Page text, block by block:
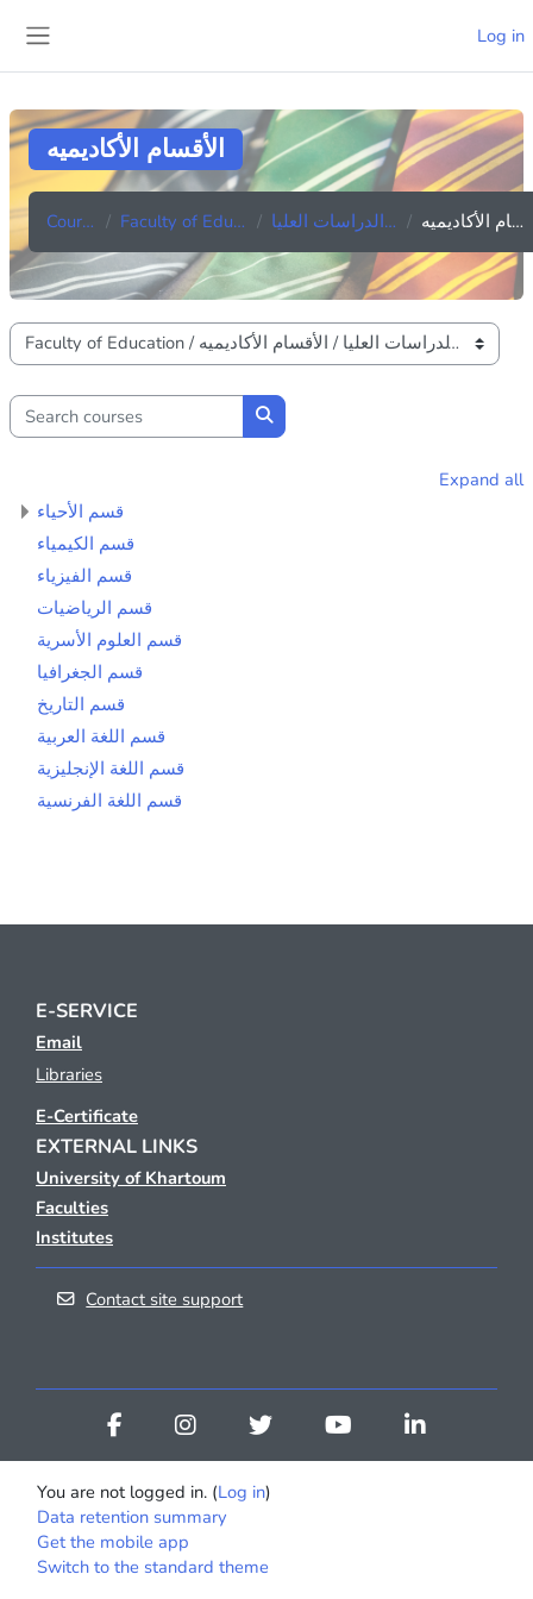
Log in
الأقسام الأكاديميه
Courses Faculty of Education برامج الدراسات العليا الأقسام الأكاديميه
Course categories
Search courses
Search courses
Expand all
قسم الأحياء
قسم الكيمياء
قسم الفيزياء
قسم الرياضيات
قسم العلوم الأسرية
قسم الجغرافيا
قسم التاريخ
قسم اللغة العربية
قسم اللغة الإنجليزية
قسم اللغة الفرنسية
E-SERVICE
Email
Libraries
E-Certificate
EXTERNAL LINKS
University of Khartoum
Faculties
Institutes
Contact site support
You are not logged in. (Log in)
Data retention summary
Get the mobile app
Switch to the standard theme